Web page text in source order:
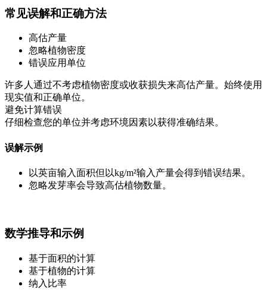
常见误解和正确方法
高估产量
忽略植物密度
错误应用单位
许多人通过不考虑植物密度或收获损失来高估产量。始终使用
现实值和正确单位。
避免计算错误
仔细检查您的单位并考虑环境因素以获得准确结果。
误解示例
以英亩输入面积但以kg/m²输入产量会得到错误结果。
忽略发芽率会导致高估植物数量。
数学推导和示例
基于面积的计算
基于植物的计算
纳入比率